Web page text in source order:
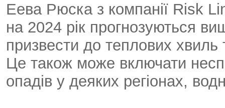
Еева Рюска з компанії Risk
на 2024 рік прогнозуються
призвести до теплових
Це також може включати
опадів у деяких регіонах,